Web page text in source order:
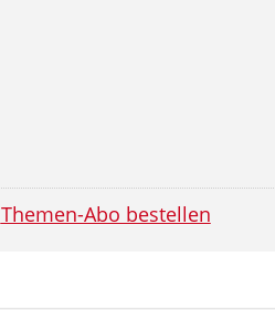
Themen-Abo bestellen